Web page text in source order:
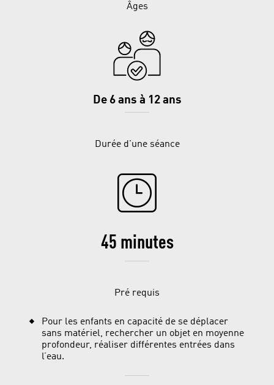
Âges
De 6 ans à 12 ans
Durée d'une séance
45 minutes
Pré requis
Pour les enfants en capacité de se déplacer
sans matériel, rechercher un objet en moyenne
profondeur, réaliser différentes entrées dans
l’eau.